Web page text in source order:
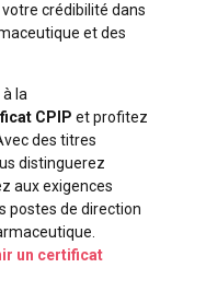
crédibilité dans
et des
la
CPIP et profitez
des titres
distinguerez
aux exigences
postes de direction
un certificat